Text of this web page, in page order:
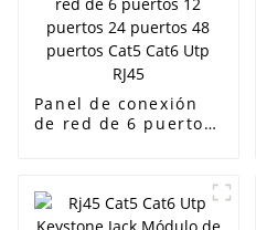
Panel de conexión
de red de 6 puertos